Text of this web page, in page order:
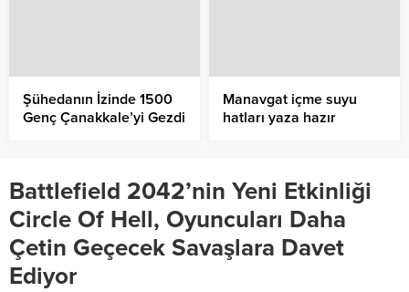
Şühedanın İzinde 1500
Genç Çanakkale’yi Gezdi
Manavgat içme suyu
hatları yaza hazır
Battlefield 2042’nin Yeni Etkinliği
Circle Of Hell, Oyuncuları Daha
Çetin Geçecek Savaşlara Davet
Ediyor